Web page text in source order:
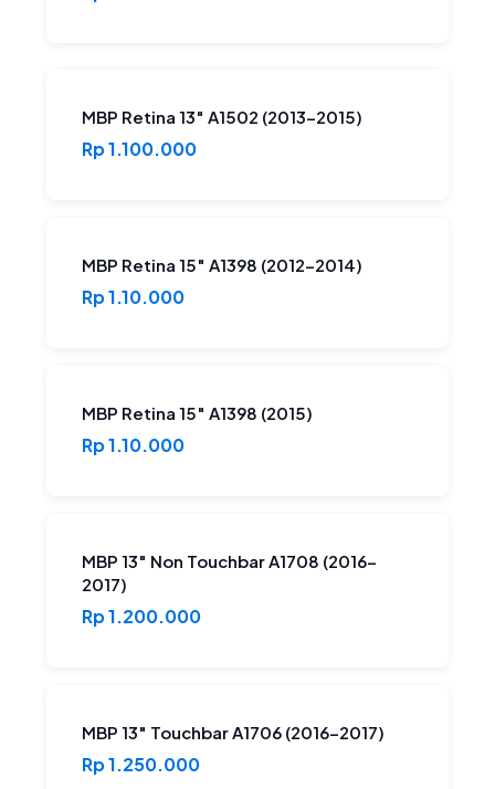
MBP Retina 13″ A1502 (2013-2015)
Rp 1.100.000
MBP Retina 15″ A1398 (2012-2014)
Rp 1.10.000
MBP Retina 15″ A1398 (2015)
Rp 1.10.000
MBP 13″ Non Touchbar A1708 (2016-
2017)
Rp 1.200.000
MBP 13″ Touchbar A1706 (2016-2017)
Rp 1.250.000